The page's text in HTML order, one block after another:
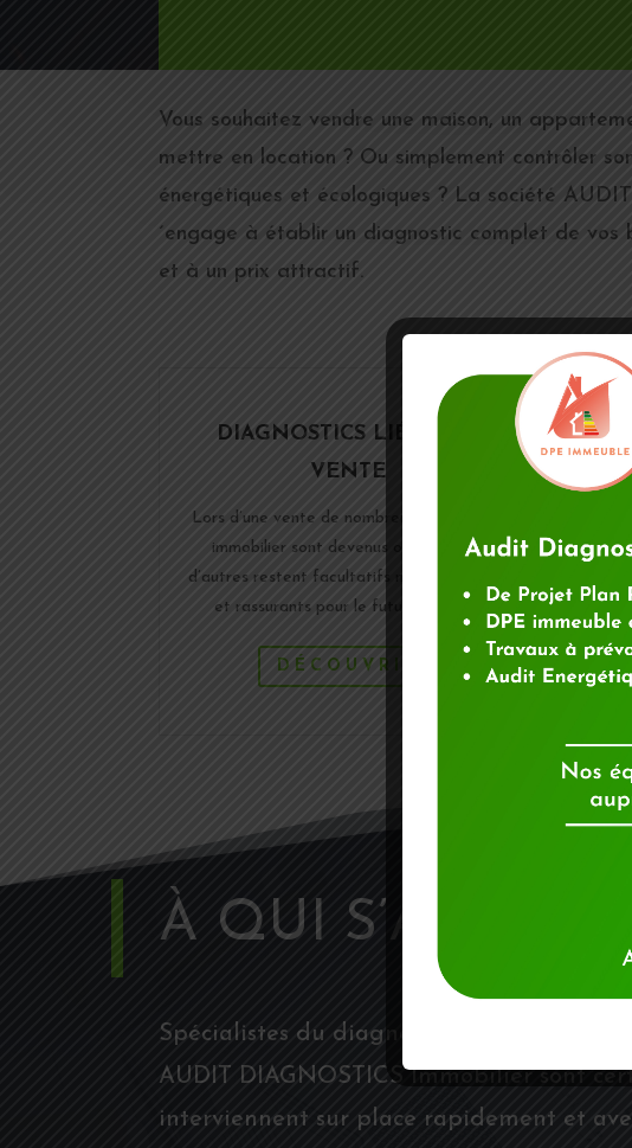
Vous souhaitez vendre une maison, un
mettre en location ? Ou simplement contrôler
énergétiques et écologiques ? La société
´engage à établir un diagnostic complet de vos
et à un prix attractif.
DIAGNOSTICS LIÉS À LA
VENTE
Lors d’une vente de nombreux diagnostics
immobilier sont devenus obligatoires,
d’autres restent facultatifs mais très utiles
et rassurants pour le futur acheteur.
DÉCOUVRIR
À QUI
Spécialistes du diagnostic immobilier sur
AUDIT DIAGNOSTICS Immobilier sont
interviennent sur place rapidement et